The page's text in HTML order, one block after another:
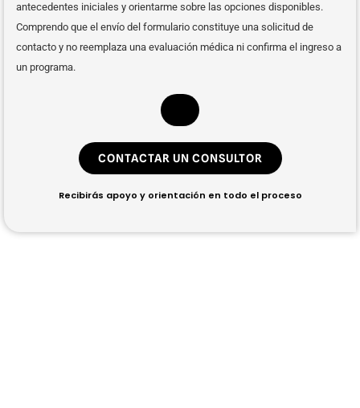
antecedentes iniciales y orientarme sobre las opciones disponibles.
Comprendo que el envío del formulario constituye una solicitud de
contacto y no reemplaza una evaluación médica ni confirma el ingreso a
un programa.
CONTACTAR UN CONSULTOR
Recibirás apoyo y orientación en todo el proceso